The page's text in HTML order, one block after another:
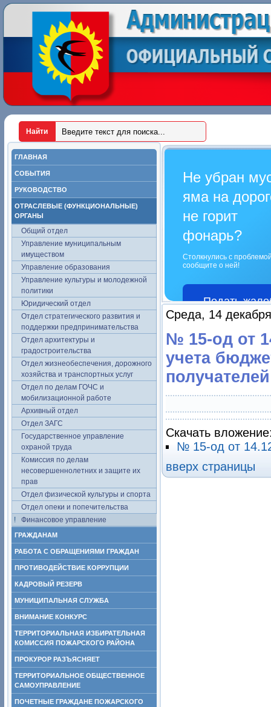
ГЛАВНАЯ
СОБЫТИЯ
РУКОВОДСТВО
ОТРАСЛЕВЫЕ (ФУНКЦИОНАЛЬНЫЕ)
ОРГАНЫ
Общий отдел
Управление муниципальным
имуществом
Управление образования
Управление культуры и молодежной
политики
Юридический отдел
Отдел стратегического развития и
поддержки предпринимательства
Отдел архитектуры и
градостроительства
Отдел жизнеобеспечения, дорожного
хозяйства и транспортных услуг
Отдел по делам ГОЧС и
мобилизационной работе
Архивный отдел
Отдел ЗАГС
Государственное управление
охраной труда
Комиссия по делам
несовершеннолетних и защите их
прав
Отдел физической культуры и спорта
Отдел опеки и попечительства
Финансовое управление
ГРАЖДАНАМ
РАБОТА С ОБРАЩЕНИЯМИ ГРАЖДАН
ПРОТИВОДЕЙСТВИЕ КОРРУПЦИИ
КАДРОВЫЙ РЕЗЕРВ
МУНИЦИПАЛЬНАЯ СЛУЖБА
ВНИМАНИЕ КОНКУРС
ТЕРРИТОРИАЛЬНАЯ ИЗБИРАТЕЛЬНАЯ
КОМИССИЯ ПОЖАРСКОГО РАЙОНА
ПРОКУРОР РАЗЪЯСНЯЕТ
ТЕРРИТОРИАЛЬНОЕ ОБЩЕСТВЕННОЕ
САМОУПРАВЛЕНИЕ
ПОЧЕТНЫЕ ГРАЖДАНЕ ПОЖАРСКОГО
Не убран
яма на
не горит
фонарь?
Столкнулись с
сообщите о ней!
Подать
Среда, 14
№ 15-од от
учета
Скачать
№ 15-од от
вверх страницы